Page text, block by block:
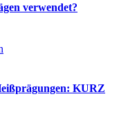
verwendet?
KURZ